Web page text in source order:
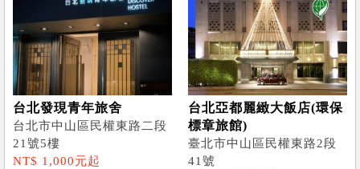
台北發現青年旅舍
台北市中山區民權東路二段
21號5樓
NT$ 1,000元起
台北亞都麗緻大飯店(環保
標章旅館)
臺北市中山區民權東路2段
41號